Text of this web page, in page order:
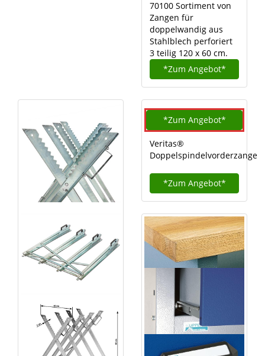
70100 Sortiment von
Zangen für
doppelwandig aus
Stahlblech perforiert
3 teilig 120 x 60 cm.
*Zum Angebot*
*Zum Angebot*
Veritas®
Doppelspindelvorderzange
*Zum Angebot*